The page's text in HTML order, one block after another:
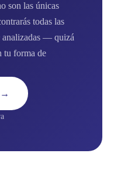
son las únicas
todas las
analizadas — quizá
tu forma de
→